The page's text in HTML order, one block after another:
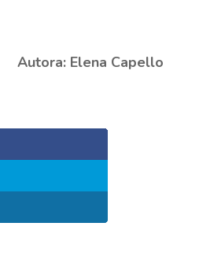
Autora: Elena Capello